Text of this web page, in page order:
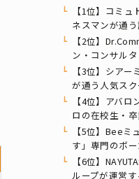
【1位】コミ
ネスマンが通
【2位】
ン・コンサル
【3位】シア
が通う人気ス
【4位】アバ
ロの在校生・
【5位】Beeミ
す」専門のボ
【6位】
ループが運営